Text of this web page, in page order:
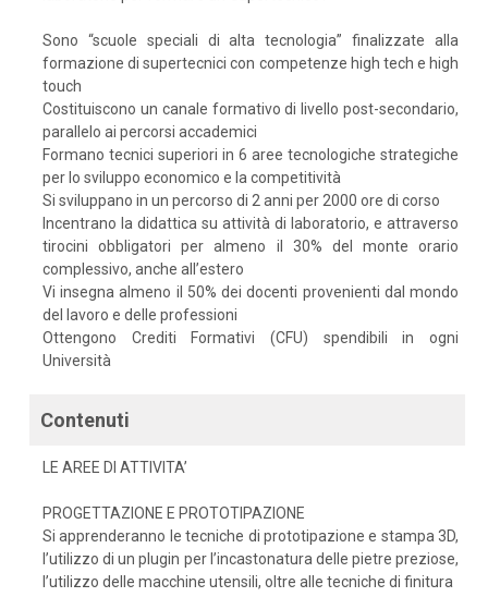
Sono “scuole speciali di alta tecnologia” finalizzate alla
formazione di supertecnici con competenze high tech e high
touch
Costituiscono un canale formativo di livello post-secondario,
parallelo ai percorsi accademici
Formano tecnici superiori in 6 aree tecnologiche strategiche
per lo sviluppo economico e la competitività
Si sviluppano in un percorso di 2 anni per 2000 ore di corso
Incentrano la didattica su attività di laboratorio, e attraverso
tirocini obbligatori per almeno il 30% del monte orario
complessivo, anche all’estero
Vi insegna almeno il 50% dei docenti provenienti dal mondo
del lavoro e delle professioni
Ottengono Crediti Formativi (CFU) spendibili in ogni
Università
Contenuti
LE AREE DI ATTIVITA’
PROGETTAZIONE E PROTOTIPAZIONE
Si apprenderanno le tecniche di prototipazione e stampa 3D,
l’utilizzo di un plugin per l’incastonatura delle pietre preziose,
l’utilizzo delle macchine utensili, oltre alle tecniche di finitura